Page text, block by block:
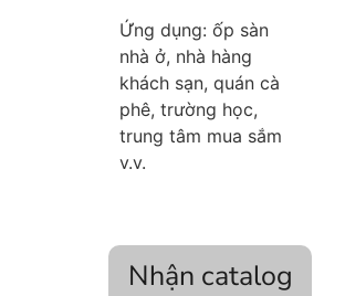
Ứng dụng: ốp sàn
nhà ở, nhà hàng
khách sạn, quán cà
phê, trường học,
trung tâm mua sắm
v.v.
Nhận catalog